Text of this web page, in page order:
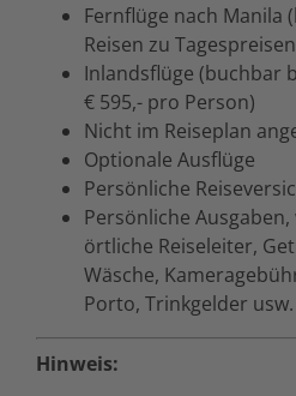
Fernflüge nach Manila
Reisen zu
Inlandsflüge (buchbar
€ 595,- pro Person)
Nicht im Reiseplan
Optionale Ausflüge
Persönliche
Persönliche
örtliche Reiseleiter,
Wäsche,
Porto, Trinkgelder usw.
Hinweis: